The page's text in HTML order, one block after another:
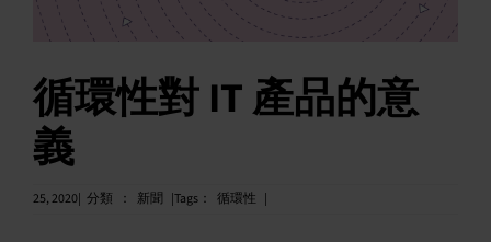
通訊
常見問題
我的帳戶
中文 (繁體)
循環性對 IT 產品的意
義
25, 2020| 分類 ： 新聞 |Tags ： 循環性 |